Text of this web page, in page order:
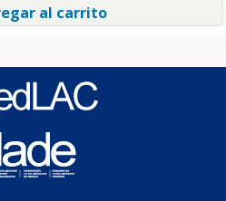
al carrito